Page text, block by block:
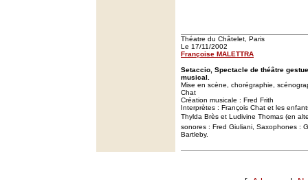
Théatre du Châtelet, Paris
Le 17/11/2002
Françoise MALETTRA
Setaccio, Spectacle de théâtre
musical.
Mise en scène, chorégraphie,
Chat
Création musicale : Fred Frith
Interprètes : François Chat et les
Thylda Brès et Ludivine Thomas (en
sonores : Fred Giuliani, Saxophones :
Bartleby.